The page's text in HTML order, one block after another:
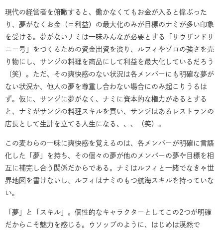
現代の経営者を俯瞰すると、働かなくてもお金が入ると偉ぶった
り、夢がなくお金（＝利益）の最大化のみが目標のナミが多い印象
を受ける。夢がないナミは一味みんなが必要とする「サウザンドサ
ニー号」をつくるための資金出資を渋り、ルフィやゾロの強さを売
り物にし、サンジの料理を商品にして利益を最大化しているだろう
（笑）。ただ、その爽快感のない状況は各メンバーにも明確な夢が
ない状況か、他人の夢を尊重し合わない場合にのみ起こりうるは
ず。仮に、サンジに夢がなく、ナミに資本的な権力があるとする
と、ナミがサンジの料理スキルを買い、サンジはあるレストランの
店長として生計を立てる人生になる、、、（笑）。
この麦わらの一味に爽快感を覚えるのは、各メンバーが明確に言語
化した「夢」を持ち、その個々の夢が他のメンバーの夢や目標を相
互に補完し合う関係だからである。ナミはルフィと一緒でなきゃ世
界地図を書けないし、ルフィはナミのもつ航海スキルを持っていな
い。
「夢」と「スキル」。個性的なキャラクターとしてこの2つが明確
だからこそ魅力を感じる。ウソップのように、はじめは漠然で